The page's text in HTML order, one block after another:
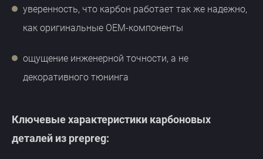
уверенность, что карбон работает так же надежно,
как оригинальные OEM-компоненты
ощущение инженерной точности, а не
декоративного тюнинга
Ключевые характеристики карбоновых
деталей из prepreg: